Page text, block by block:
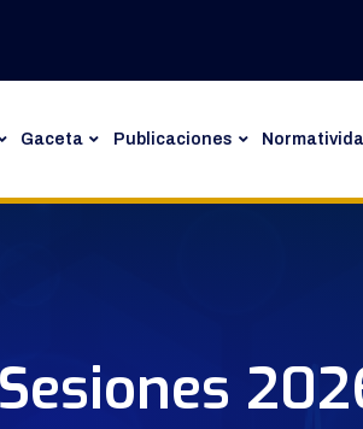
Gaceta Publicaciones